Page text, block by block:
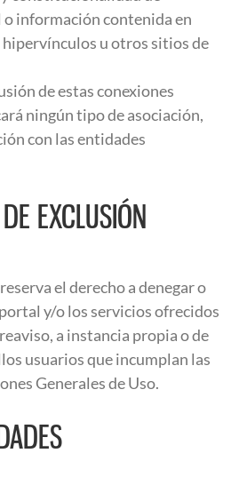
información contenida en
u otros sitios de
de estas conexiones
ningún tipo de asociación,
con las entidades
EXCLUSIÓN
el derecho a denegar o
y/o los servicios ofrecidos
a instancia propia o de
usuarios que incumplan las
Generales de Uso.